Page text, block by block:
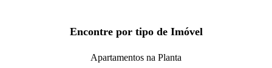
Encontre por tipo de Imóvel
Apartamentos na Planta